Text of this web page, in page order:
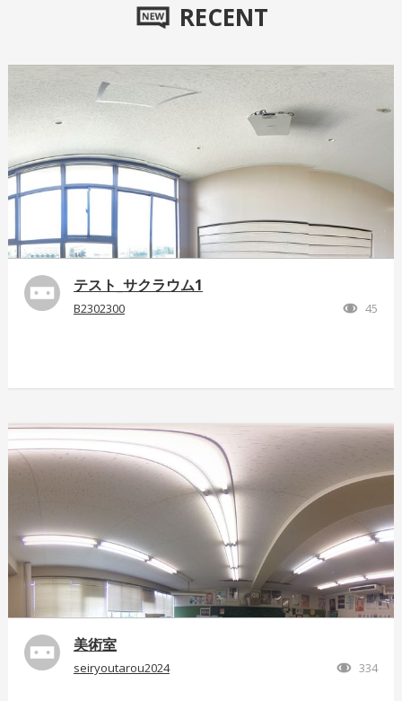
RECENT
テスト_サクラウム1
B2302300 45
美術室
seiryoutarou2024 334